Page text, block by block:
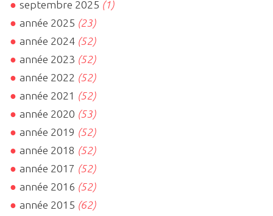
septembre 2025 (1)
année 2025 (23)
année 2024 (52)
année 2023 (52)
année 2022 (52)
année 2021 (52)
année 2020 (53)
année 2019 (52)
année 2018 (52)
année 2017 (52)
année 2016 (52)
année 2015 (62)